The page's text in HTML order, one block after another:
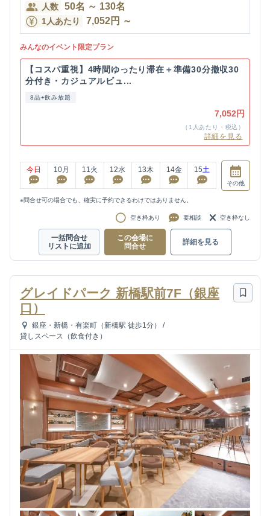
人数 50名 ～ 130名
1人あたり 7,052円 ～
みんなのイベント限定プラン
【コスパ重視】4時間ゆったり滞在＋準備30分撤収30
分付き・カジュアルビュ...
8品+飲み放題
7,052円
（1人あたり・税込）
詳細を見る
今日 10月 11火 12水 13木 14金 15土
その他
※問合せ可の場合でも、確実に予約できるわけではありません。
空き枠あり 要相談 空き枠なし
一括問合せ
リストに追加
この会場に
問合せ
詳細を見る
グレイドパーク 新橋駅前7F（銀座
口）
銀座・新橋・有楽町（新橋駅 徒歩1分）
/
貸しスペース（飲食付き）